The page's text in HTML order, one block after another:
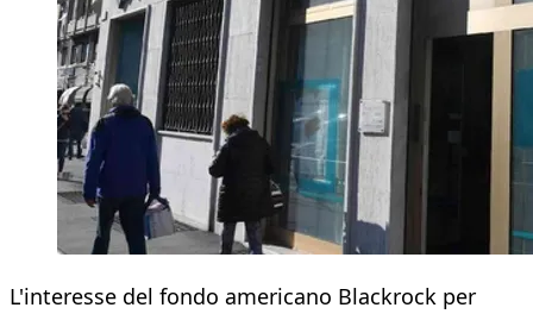
L'interesse del fondo americano Blackrock per